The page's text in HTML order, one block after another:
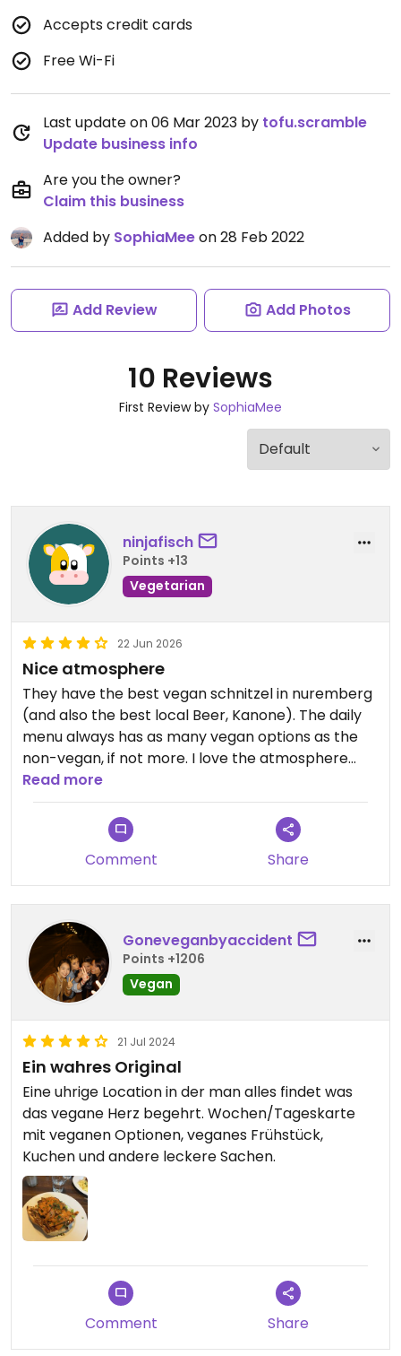
Accepts credit cards
Free Wi-Fi
Last update on 06 Mar 2023 by tofu.scramble
Update business info
Are you the owner?
Claim this business
Added by SophiaMeeon 28 Feb 2022
Add Review Add Photos
10 Reviews
First Review by SophiaMee
ninjafisch
Points +13
Vegetarian
22 Jun 2026
Nice atmosphere
They have the best vegan schnitzel in nuremberg
(and also the best local Beer, Kanone). The daily
menu always has as many vegan options as the
non-vegan, if not more. I love the atmosphere
here, it’s very relaxed and mixed.
Updated from previous review on 2026-06-22
Read more
Comment Share
Goneveganbyaccident
Points +1206
Vegan
21 Jul 2024
Ein wahres Original
Eine uhrige Location in der man alles findet was
das vegane Herz begehrt. Wochen/Tageskarte
mit veganen Optionen, veganes Frühstück,
Kuchen und andere leckere Sachen.
Comment Share